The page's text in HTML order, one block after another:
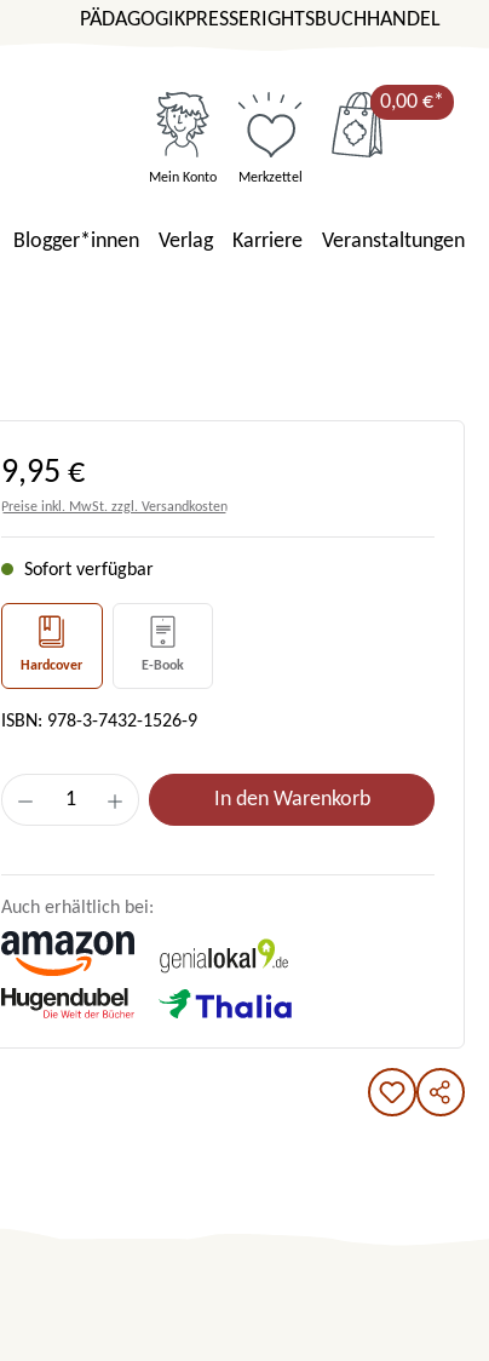
PÄDAGOGIKPRESSERIGHTSBUCHHANDEL
Mein Konto Merkzettel
0,00 €*
Blogger*innen Verlag Karriere Veranstaltungen
Regulärer Preis:
9,95 €
Preise inkl. MwSt. zzgl. Versandkosten
Sofort verfügbar
Hardcover E-Book
ISBN: 978-3-7432-1526-9
Produkt Anzahl: Gib den gewünschten
In den Warenkorb
Auch erhältlich bei: